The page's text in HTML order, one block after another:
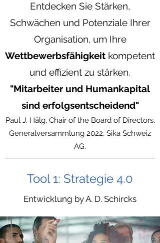
Entdecken Sie Stärken,
Schwächen und Potenziale Ihrer
Organisation, um Ihre
Wettbewerbsfähigkeit kompetent
und effizient zu stärken.
"Mitarbeiter und Humankapital
sind erfolgsentscheidend"
Paul J. Hälg, Chair of the Board of Directors,
Generalversammlung 2022, Sika Schweiz
AG.
Tool 1: Strategie 4.0
Entwicklung by A. D. Schircks